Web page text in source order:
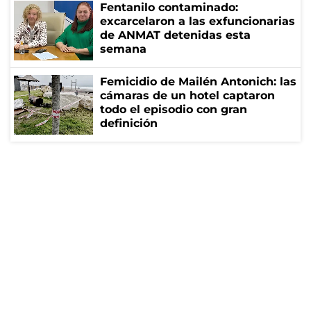
Fentanilo contaminado:
excarcelaron a las exfuncionarias
de ANMAT detenidas esta
semana
Femicidio de Mailén Antonich: las
cámaras de un hotel captaron
todo el episodio con gran
definición